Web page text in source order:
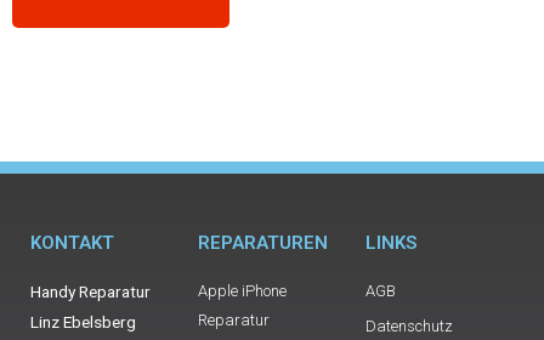
KONTAKT
Handy Reparatur
Linz Ebelsberg
REPARATUREN
Apple iPhone
Reparatur
LINKS
AGB
Datenschutz